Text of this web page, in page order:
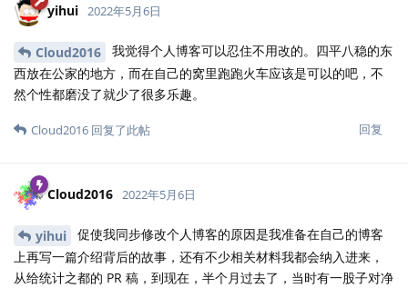
yihui 2022年5月6日
Cloud2016
我觉得个人博客可以忍住不用改的。四平八稳的东
西放在公家的地方，而在自己的窝里跑跑火车应该是可以的吧，不
然个性都磨没了就少了很多乐趣。
回复
Cloud2016 回复了此帖
Cloud2016 2022年5月6日
yihui
促使我同步修改个人博客的原因是我准备在自己的博客
上再写一篇介绍背后的故事，还有不少相关材料我都会纳入进来，
从给统计之都的 PR 稿，到现在，半个月过去了，当时有一股子对净